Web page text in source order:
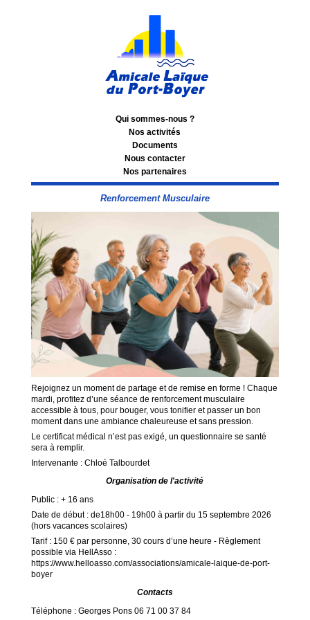
Qui sommes-nous ?
Nos activités
Documents
Nous contacter
Nos partenaires
Renforcement Musculaire
Rejoignez un moment de partage et de remise en forme ! Chaque
mardi, profitez d’une séance de renforcement musculaire
accessible à tous, pour bouger, vous tonifier et passer un bon
moment dans une ambiance chaleureuse et sans pression.
Le certificat médical n’est pas exigé, un questionnaire se santé
sera à remplir.
Intervenante : Chloé Talbourdet
Organisation de l'activité
Public : + 16 ans
Date de début : de18h00 - 19h00 à partir du 15 septembre 2026
(hors vacances scolaires)
Tarif : 150 € par personne, 30 cours d’une heure - Règlement
possible via HellAsso :
https://www.helloasso.com/associations/amicale-laique-de-port-
boyer
Contacts
Téléphone : Georges Pons 06 71 00 37 84